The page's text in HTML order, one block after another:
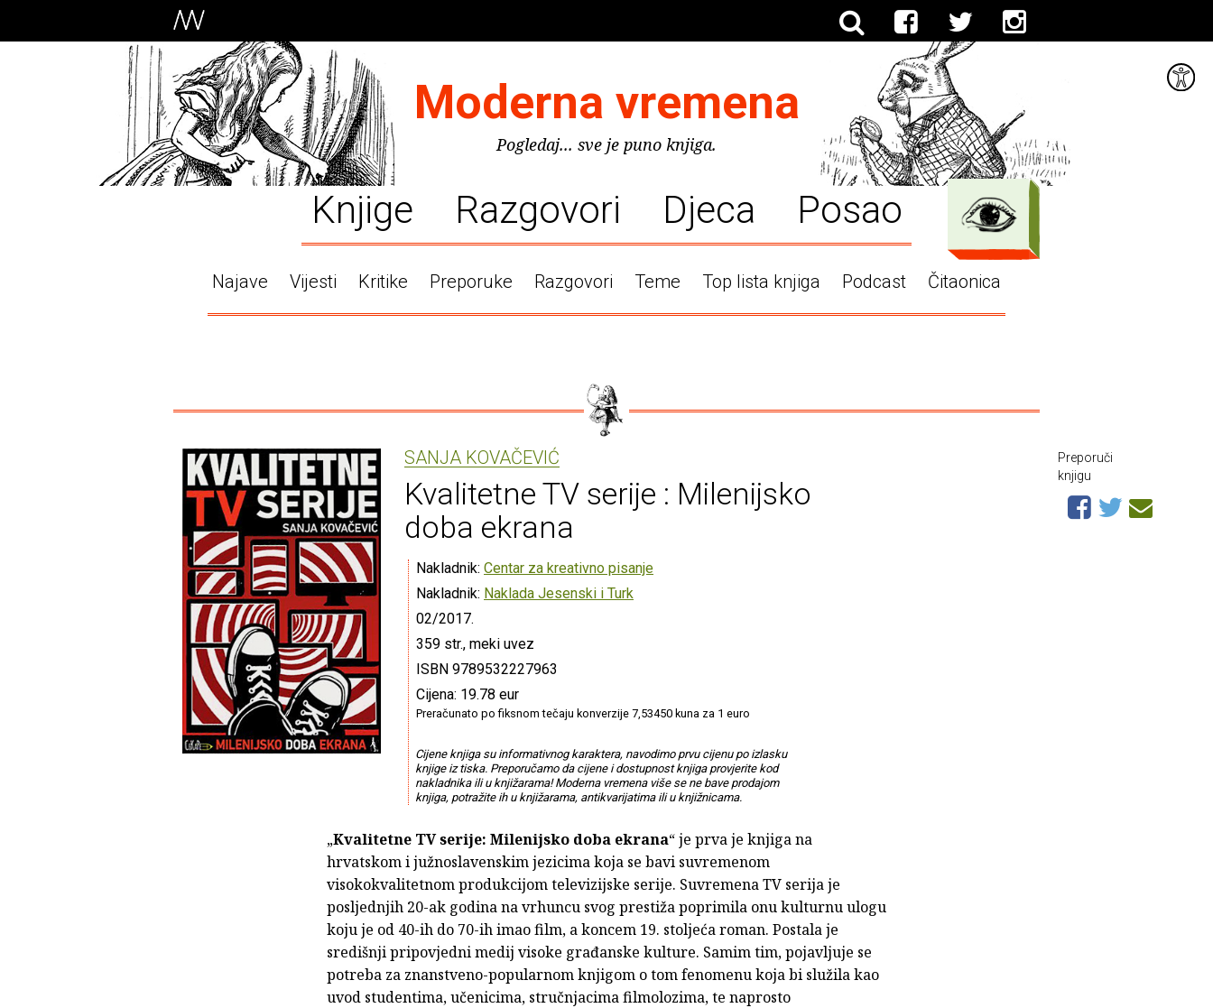
Moderna vremena
Pogledaj... sve je puno knjiga.
Knjige Razgovori Djeca Posao
Najave Vijesti Kritike Preporuke Razgovori Teme Top lista knjiga Podcast Čitaonica
SANJA KOVAČEVIĆ
Kvalitetne TV serije : Milenijsko
doba ekrana
Nakladnik: Centar za kreativno pisanje
Nakladnik: Naklada Jesenski i Turk
02/2017.
359 str., meki uvez
ISBN 9789532227963
Cijena: 19.78 eur
Preračunato po fiksnom tečaju konverzije 7,53450 kuna za 1 euro
Cijene knjiga su informativnog karaktera, navodimo prvu cijenu po izlasku
knjige iz tiska. Preporučamo da cijene i dostupnost knjiga provjerite kod
nakladnika ili u knjižarama! Moderna vremena više se ne bave prodajom
knjiga, potražite ih u knjižarama, antikvarijatima ili u knjižnicama.
„Kvalitetne TV serije: Milenijsko doba ekrana“ je prva je knjiga na
hrvatskom i južnoslavenskim jezicima koja se bavi suvremenom
visokokvalitetnom produkcijom televizijske serije. Suvremena TV serija je
posljednjih 20-ak godina na vrhuncu svog prestiža poprimila onu kulturnu ulogu
koju je od 40-ih do 70-ih imao film, a koncem 19. stoljeća roman. Postala je
središnji pripovjedni medij visoke građanske kulture. Samim tim, pojavljuje se
potreba za znanstveno-popularnom knjigom o tom fenomenu koja bi služila kao
uvod studentima, učenicima, stručnjacima filmolozima, te naprosto
Preporuči
knjigu